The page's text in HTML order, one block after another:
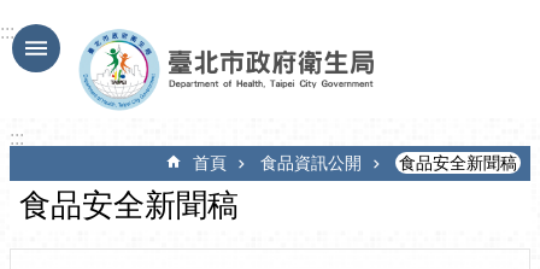
跳到主要內容區塊
:::
:::
首頁 食品資訊公開 食品安全新聞稿
食品安全新聞稿